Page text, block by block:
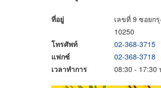
ที่อยู่
เลขที่ 9 ซอยก
10250
โทรศัพท์
02-368-3715
แฟกซ์
02-368-3718
เวลาทำการ
08:30 - 17:30